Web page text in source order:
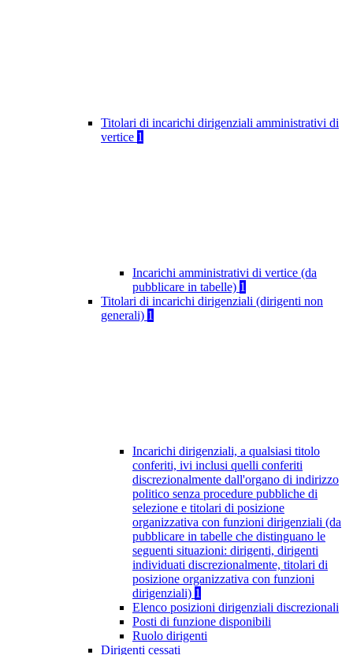
Titolari di incarichi dirigenziali amministrativi di
vertice 1
Incarichi amministrativi di vertice (da
pubblicare in tabelle) 1
Titolari di incarichi dirigenziali (dirigenti non
generali) 1
Incarichi dirigenziali, a qualsiasi titolo
conferiti, ivi inclusi quelli conferiti
discrezionalmente dall'organo di indirizzo
politico senza procedure pubbliche di
selezione e titolari di posizione
organizzativa con funzioni dirigenziali (da
pubblicare in tabelle che distinguano le
seguenti situazioni: dirigenti, dirigenti
individuati discrezionalmente, titolari di
posizione organizzativa con funzioni
dirigenziali) 1
Elenco posizioni dirigenziali discrezionali
Posti di funzione disponibili
Ruolo dirigenti
Dirigenti cessati